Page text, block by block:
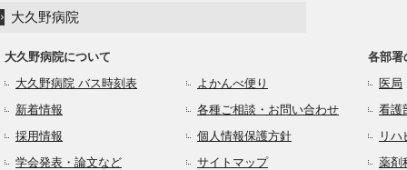
大久野病院
大久野病院について
大久野病院 バス時刻表
よかんべ便り
新着情報
各種ご相談・お問い合わせ
採用情報
個人情報保護方針
学会発表・論文など
サイトマップ
各部署
医局
看護
リ
薬剤